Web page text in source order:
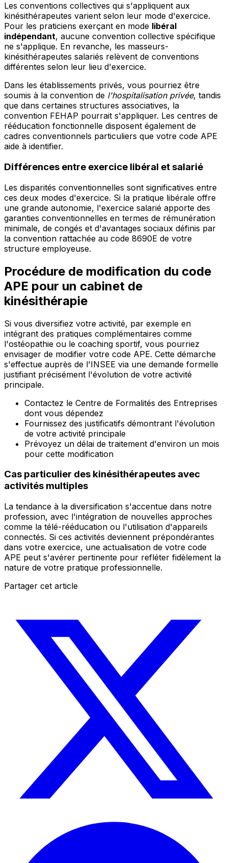
Les conventions collectives qui s'appliquent aux
kinésithérapeutes varient selon leur mode d'exercice.
Pour les praticiens exerçant en mode libéral
indépendant, aucune convention collective spécifique
ne s'applique. En revanche, les masseurs-
kinésithérapeutes salariés relèvent de conventions
différentes selon leur lieu d'exercice.
Dans les établissements privés, vous pourriez être
soumis à la convention de l'hospitalisation privée, tandis
que dans certaines structures associatives, la
convention FEHAP pourrait s'appliquer. Les centres de
rééducation fonctionnelle disposent également de
cadres conventionnels particuliers que votre code APE
aide à identifier.
Différences entre exercice libéral et salarié
Les disparités conventionnelles sont significatives entre
ces deux modes d'exercice. Si la pratique libérale offre
une grande autonomie, l'exercice salarié apporte des
garanties conventionnelles en termes de rémunération
minimale, de congés et d'avantages sociaux définis par
la convention rattachée au code 8690E de votre
structure employeuse.
Procédure de modification du code
APE pour un cabinet de
kinésithérapie
Si vous diversifiez votre activité, par exemple en
intégrant des pratiques complémentaires comme
l'ostéopathie ou le coaching sportif, vous pourriez
envisager de modifier votre code APE. Cette démarche
s'effectue auprès de l'INSEE via une demande formelle
justifiant précisément l'évolution de votre activité
principale.
Contactez le Centre de Formalités des Entreprises
dont vous dépendez
Fournissez des justificatifs démontrant l'évolution
de votre activité principale
Prévoyez un délai de traitement d'environ un mois
pour cette modification
Cas particulier des kinésithérapeutes avec
activités multiples
La tendance à la diversification s'accentue dans notre
profession, avec l'intégration de nouvelles approches
comme la télé-rééducation ou l'utilisation d'appareils
connectés. Si ces activités deviennent prépondérantes
dans votre exercice, une actualisation de votre code
APE peut s'avérer pertinente pour refléter fidèlement la
nature de votre pratique professionnelle.
Partager cet article